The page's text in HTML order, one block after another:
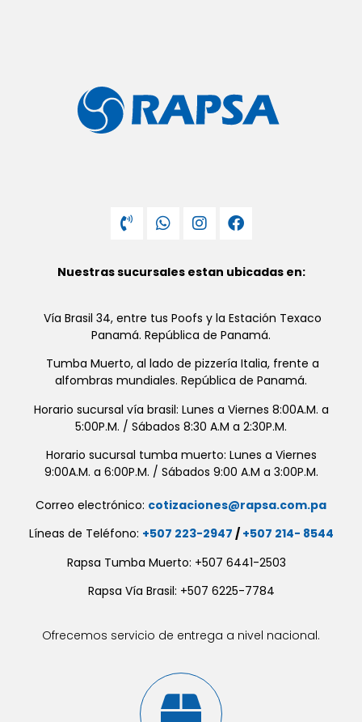
Nuestras sucursales estan ubicadas en:
Vía Brasil 34, entre tus Poofs y la Estación Texaco
Panamá. República de Panamá.
Tumba Muerto, al lado de pizzería Italia, frente a
alfombras mundiales. República de Panamá.
Horario sucursal vía brasil: Lunes a Viernes 8:00A.M. a
5:00P.M. / Sábados 8:30 A.M a 2:30P.M.
Horario sucursal tumba muerto: Lunes a Viernes
9:00A.M. a 6:00P.M. / Sábados 9:00 A.M a 3:00P.M.
Correo electrónico: cotizaciones@rapsa.com.pa
Líneas de Teléfono: +507 223-2947 / +507 214- 8544
Rapsa Tumba Muerto: +507 6441-2503
Rapsa Vía Brasil: +507 6225-7784
Ofrecemos servicio de entrega a nivel nacional.